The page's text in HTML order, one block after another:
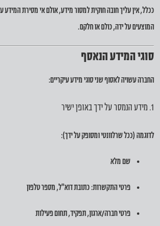
ככלל, אין עליך חובה חוקית למסור מידע, אולם אי מסירת
המוצעים על ידה, כולם או חלקם.
סוגי המידע הנאסף
החברה עשויה לאסוף שני סוגי מידע עיקריים:
1. מידע הנמסר על ידך באופן ישיר
לדוגמה (ככל שרלוונטי ומסופק על ידך):
שם מלא
פרטי התקשרות: כתובת דוא"ל, מספר טלפון
פרטי חברה/ארגון, תפקיד, תחום פעילות